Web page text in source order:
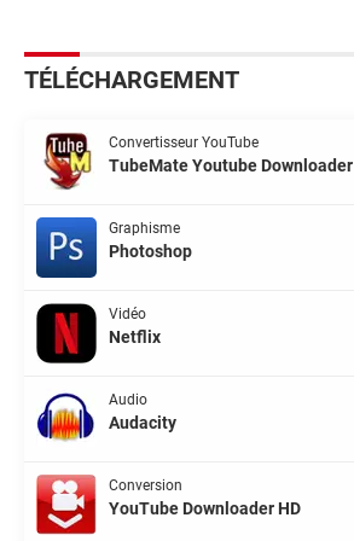
TÉLÉCHARGEMENT
Convertisseur YouTube
TubeMate Youtube Downloader
Graphisme
Photoshop
Vidéo
Netflix
Audio
Audacity
Conversion
YouTube Downloader HD